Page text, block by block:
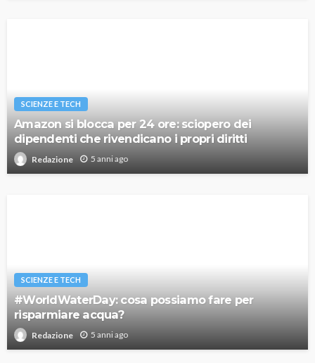
SCIENZE E TECH
Amazon si blocca per 24 ore: sciopero dei
dipendenti che rivendicano i propri diritti
Redazione 5 anni ago
SCIENZE E TECH
#WorldWaterDay: cosa possiamo fare per
risparmiare acqua?
Redazione 5 anni ago